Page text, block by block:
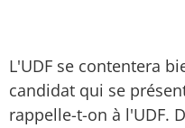
L'UDF se contentera
candidat qui se
rappelle-t-on à l'UDF.